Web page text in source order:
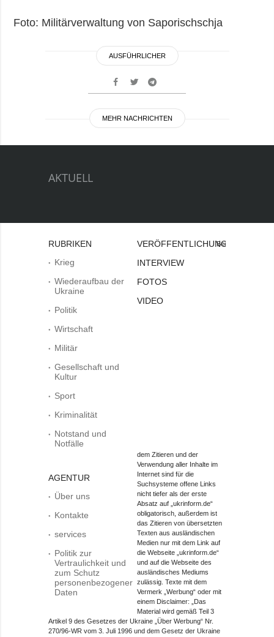
Foto: Militärverwaltung von Saporischschja
AUSFÜHRLICHER
MEHR NACHRICHTEN
AKTUELL
RUBRIKEN
Krieg
Wiederaufbau der
Ukraine
Politik
Wirtschaft
Militär
Gesellschaft und
Kultur
Sport
Kriminalität
Notstand und
Notfälle
AGENTUR
Über uns
Kontakte
services
Politik zur
Vertraulichkeit und
zum Schutz
personenbezogener
Daten
VERÖFFENTLICHUNGEN
INTERVIEW
FOTOS
VIDEO
Bei
dem Zitieren und der
Verwendung aller Inhalte im
Internet sind für die
Suchsysteme offene Links
nicht tiefer als der erste
Absatz auf „ukrinform.de“
obligatorisch, außerdem ist
das Zitieren von übersetzten
Texten aus ausländischen
Medien nur mit dem Link auf
die Webseite „ukrinform.de“
und auf die Webseite des
ausländisches Mediums
zulässig. Texte mit dem
Vermerk „Werbung“ oder mit
einem Disclaimer: „Das
Material wird gemäß Teil 3
Artikel 9 des Gesetzes der Ukraine „Über Werbung“ Nr.
270/96-WR vom 3. Juli 1996 und dem Gesetz der Ukraine